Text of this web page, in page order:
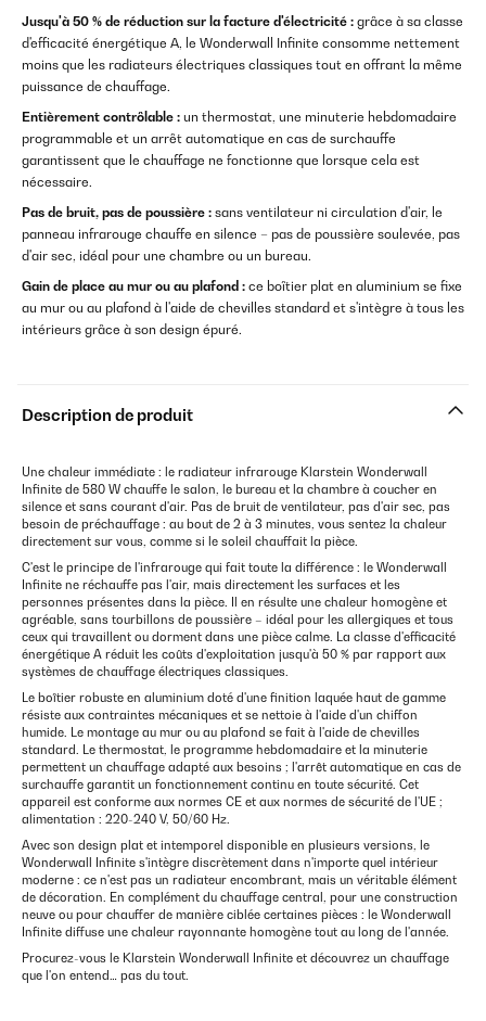
Jusqu'à 50 % de réduction sur la facture d'électricité : grâce à sa classe
d'efficacité énergétique A, le Wonderwall Infinite consomme nettement
moins que les radiateurs électriques classiques tout en offrant la même
puissance de chauffage.
Entièrement contrôlable : un thermostat, une minuterie hebdomadaire
programmable et un arrêt automatique en cas de surchauffe
garantissent que le chauffage ne fonctionne que lorsque cela est
nécessaire.
Pas de bruit, pas de poussière : sans ventilateur ni circulation d'air, le
panneau infrarouge chauffe en silence – pas de poussière soulevée, pas
d'air sec, idéal pour une chambre ou un bureau.
Gain de place au mur ou au plafond : ce boîtier plat en aluminium se fixe
au mur ou au plafond à l'aide de chevilles standard et s'intègre à tous les
intérieurs grâce à son design épuré.
Description de produit
Une chaleur immédiate : le radiateur infrarouge Klarstein Wonderwall
Infinite de 580 W chauffe le salon, le bureau et la chambre à coucher en
silence et sans courant d'air. Pas de bruit de ventilateur, pas d'air sec, pas
besoin de préchauffage : au bout de 2 à 3 minutes, vous sentez la chaleur
directement sur vous, comme si le soleil chauffait la pièce.
C'est le principe de l'infrarouge qui fait toute la différence : le Wonderwall
Infinite ne réchauffe pas l'air, mais directement les surfaces et les
personnes présentes dans la pièce. Il en résulte une chaleur homogène et
agréable, sans tourbillons de poussière – idéal pour les allergiques et tous
ceux qui travaillent ou dorment dans une pièce calme. La classe d'efficacité
énergétique A réduit les coûts d'exploitation jusqu'à 50 % par rapport aux
systèmes de chauffage électriques classiques.
Le boîtier robuste en aluminium doté d'une finition laquée haut de gamme
résiste aux contraintes mécaniques et se nettoie à l'aide d'un chiffon
humide. Le montage au mur ou au plafond se fait à l'aide de chevilles
standard. Le thermostat, le programme hebdomadaire et la minuterie
permettent un chauffage adapté aux besoins ; l'arrêt automatique en cas de
surchauffe garantit un fonctionnement continu en toute sécurité. Cet
appareil est conforme aux normes CE et aux normes de sécurité de l'UE ;
alimentation : 220-240 V, 50/60 Hz.
Avec son design plat et intemporel disponible en plusieurs versions, le
Wonderwall Infinite s'intègre discrètement dans n'importe quel intérieur
moderne : ce n'est pas un radiateur encombrant, mais un véritable élément
de décoration. En complément du chauffage central, pour une construction
neuve ou pour chauffer de manière ciblée certaines pièces : le Wonderwall
Infinite diffuse une chaleur rayonnante homogène tout au long de l'année.
Procurez-vous le Klarstein Wonderwall Infinite et découvrez un chauffage
que l'on entend… pas du tout.